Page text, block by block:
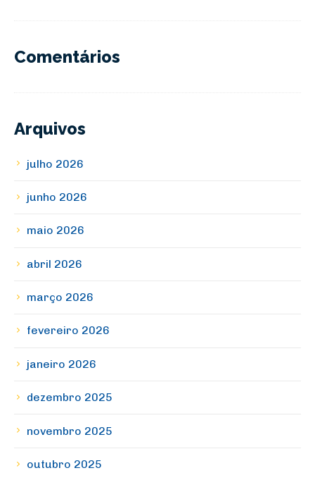
Comentários
Arquivos
julho 2026
junho 2026
maio 2026
abril 2026
março 2026
fevereiro 2026
janeiro 2026
dezembro 2025
novembro 2025
outubro 2025